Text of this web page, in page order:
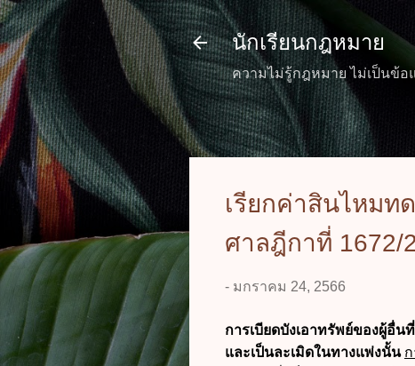
นักเรียนกฎหมาย
ความไม่รู้กฎหมาย ไม่เป็นข้อ
เรียกค่าสินไหมท
ศาลฎีกาที่ 1672/
- มกราคม 24, 2566
การเบียดบังเอาทรัพย์ของผู้อื่
และเป็นละเมิดในทางแพ่งนั้น